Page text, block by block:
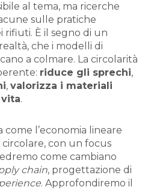
al tema, ma ricerche
sulle pratiche
rifiuti. È il segno di un
che i modelli di
a colmare. La circolarità
riduce gli sprechi,
, valorizza i materiali
.
l’economia lineare
circolare, con un focus
come cambiano
chain, progettazione di
. Approfondiremo il